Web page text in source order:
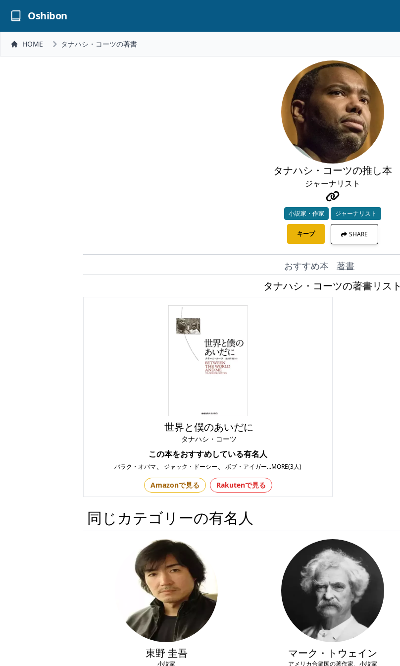
Oshibon
HOME タナハシ・コーツの著書
タナハシ・コーツの推し本
ジャーナリスト
小説家・作家 ジャーナリスト
キープ SHARE
おすすめ本 著書
タナハシ・コーツの著書リスト
世界と僕のあいだに
タナハシ・コーツ
この本をおすすめしている有名人
バラク・オバマ、 ジャック・ドーシー、 ボブ・アイガー...MORE(3人)
Amazonで見る Rakutenで見る
同じカテゴリーの有名人
東野 圭吾
小説家
マーク・トウェイン
アメリカ合衆国の著作家、小説家